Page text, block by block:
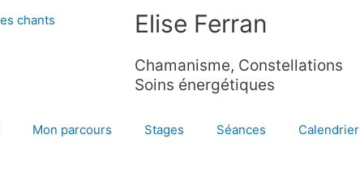
Elise Ferran
Chamanisme, Constellations
Soins énergétiques
Mon parcours Stages Séances Calendrier